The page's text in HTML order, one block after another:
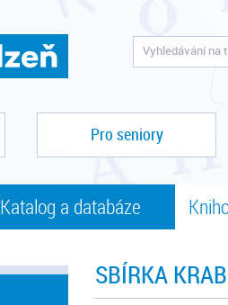
Pro seniory
Katalog a databáze
SBÍRKA